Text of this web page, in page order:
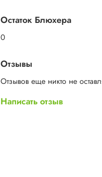
2. Динамик: 10 мм
3. Длина кабеля: 1,2 м;
4. Аудиоразъем: Ø 3,5 мм
6. Проводное
Остаток Блюхера
0
Отзывы
Отзывов еще никто не
Написать отзыв